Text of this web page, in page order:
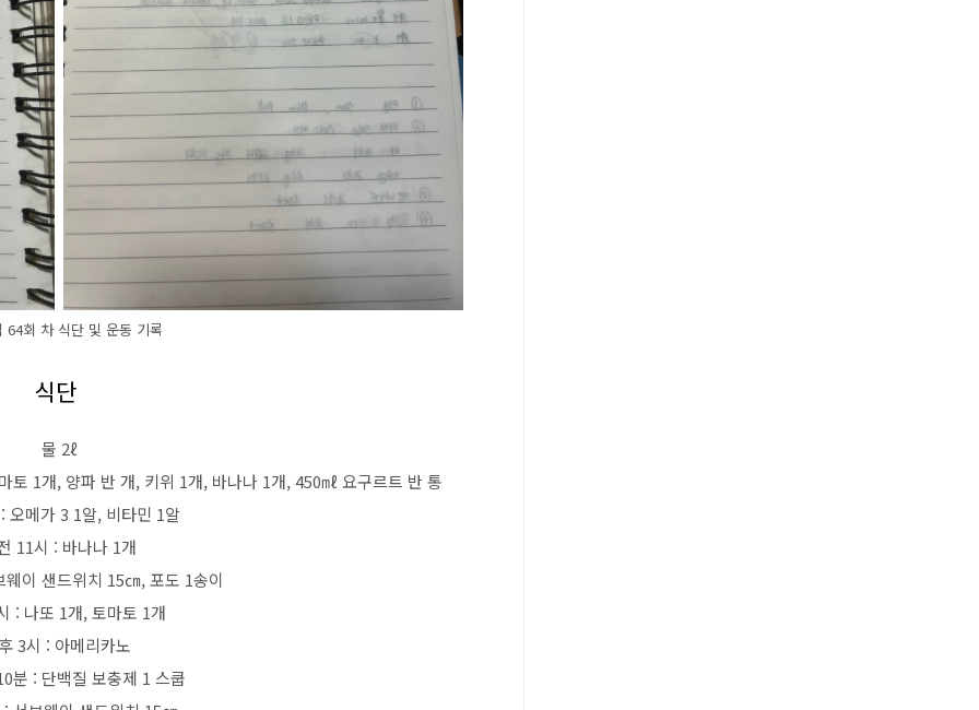
64회 차 식단 및 운동 기록
식단
물 2ℓ
토 1개, 양파 반 개, 키위 1개, 바나나 1개, 450㎖ 요구르트 반 통
오메가 3 1알, 비타민 1알
11시 : 바나나 1개
이 샌드위치 15㎝, 포도 1송이
: 나또 1개, 토마토 1개
3시 : 아메리카노
분 : 단백질 보충제 1 스쿱